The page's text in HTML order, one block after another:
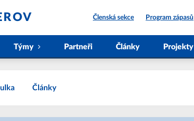
Členská sekce Program zápasů
Týmy Partneři Články Projekty
Články